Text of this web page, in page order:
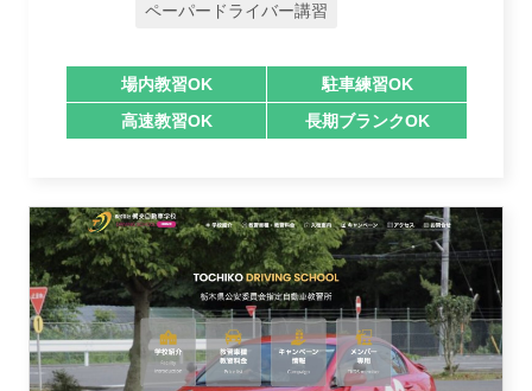
おすすめ業者
ペーパードライバー講習
場内教習OK
駐車練習OK
高速教習OK
長期ブランクOK